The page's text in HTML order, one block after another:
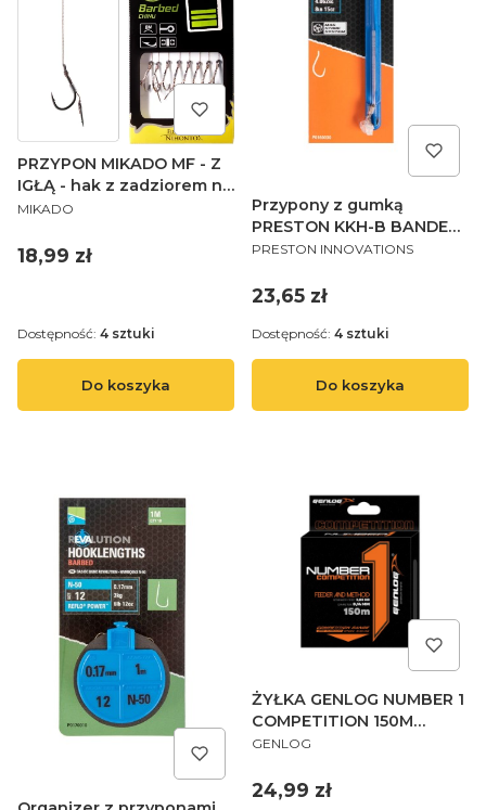
PRZYPON MIKADO MF - Z
IGŁĄ - hak z zadziorem nr
10 / plecionka:
PRODUCENT
MIKADO
Cena
18,99 zł
Do koszyka
Dostępność: 4 sztuki
Przypony z gumką
PRESTON KKH-B BANDED
HAIR RIGS - 4"/10CM - 16
PRODUCENT
PRESTON INNOVATIONS
Cena
23,65 zł
Do koszyka
Dostępność: 4 sztuki
ŻYŁKA GENLOG NUMBER 1
COMPETITION 150M
0,30MM
PRODUCENT
GENLOG
Cena
24,99 zł